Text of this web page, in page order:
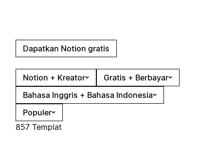
Dapatkan Notion gratis
Notion + Kreator
Gratis + Berbayar
Bahasa Inggris + Bahasa Indonesia
Populer
857 Templat